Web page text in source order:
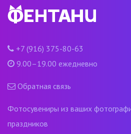
+7 (916) 375-80-63
9.00–19.00 ежедневно
Обратная связь
Фотосувениры из ваших
праздников